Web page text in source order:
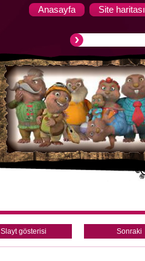
Anasayfa Site haritası
Slayt gösterisi Sonraki